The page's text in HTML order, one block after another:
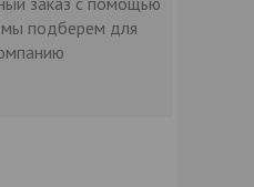
мы подберем для